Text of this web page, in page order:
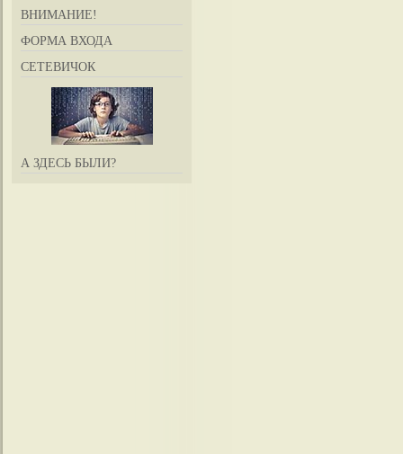
ВНИМАНИЕ!
ФОРМА ВХОДА
СЕТЕВИЧОК
А ЗДЕСЬ БЫЛИ?